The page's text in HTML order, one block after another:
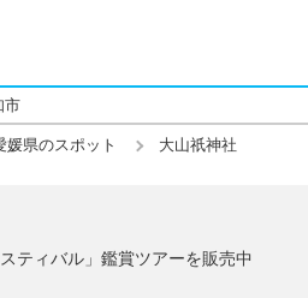
市
媛県のスポット 大山祇神社
ティバル」鑑賞ツアーを販売中